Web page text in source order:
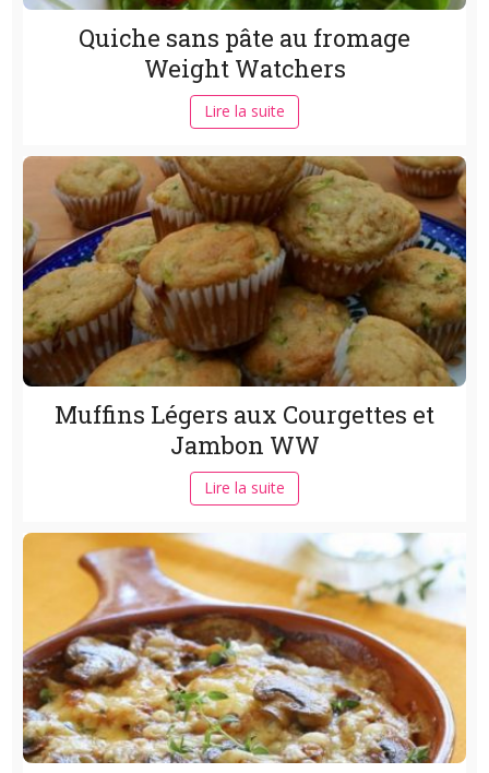
Quiche sans pâte au fromage
Weight Watchers
Lire la suite
Muffins Légers aux Courgettes et
Jambon WW
Lire la suite